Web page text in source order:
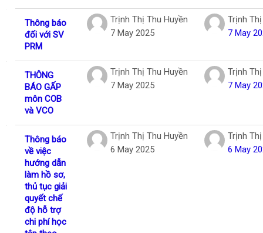
Thông báo
đối với SV
PRM
Trịnh Thị Thu Huyền
7 May 2025
Trịnh
7 May
THÔNG
BÁO GẤP
môn COB
và VCO
Trịnh Thị Thu Huyền
7 May 2025
Trịnh
7 May
Thông báo
về việc
hướng dẫn
làm hồ sơ,
thủ tục giải
quyết chế
độ hỗ trợ
chi phí học
Trịnh Thị Thu Huyền
6 May 2025
Trịnh
6 May